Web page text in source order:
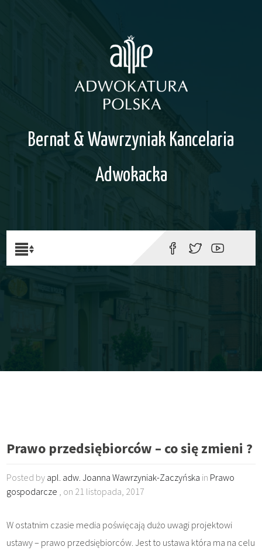
Bernat & Wawrzyniak Kancelaria
Adwokacka
Prawo przedsiębiorców – co się zmieni ?
Posted by apl. adw. Joanna Wawrzyniak-Zaczyńska in Prawo
gospodarcze , on 21 listopada, 2017
W ostatnim czasie media poświęcają dużo uwagi projektowi
ustawy – prawo przedsiębiorców. Jest to ustawa która ma na celu